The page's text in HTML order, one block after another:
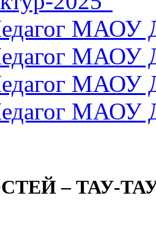
МАОУ
МАОУ
МАОУ
МАОУ
– ТАУ-